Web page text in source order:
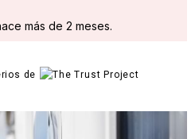
más de 2 meses.
de